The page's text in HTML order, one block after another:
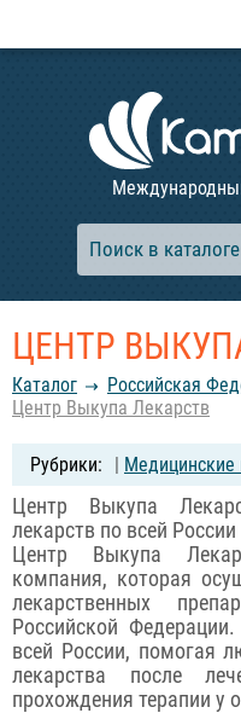
ЦЕНТР
Каталог Российcкая
Центр Выкупа Лекарств
| Медицинские
Центр Выкупа
лекарств по всей России
Центр Выкупа
компания, которая
лекарственных
Российской
всей России, помогая
лекарства после
прохождения терапии у